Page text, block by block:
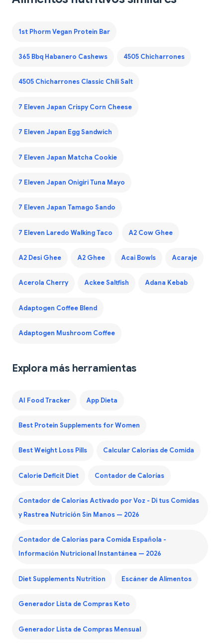
1st Phorm Vegan Protein Bar
365 Bbq Habanero Cashews 4505 Chicharrones
4505 Chicharrones Classic Chili Salt
7 Eleven Japan Crispy Corn Cheese
7 Eleven Japan Egg Sandwich
7 Eleven Japan Matcha Cookie
7 Eleven Japan Onigiri Tuna Mayo
7 Eleven Japan Tamago Sando
7 Eleven Laredo Walking Taco A2 Cow Ghee
A2 Desi Ghee A2 Ghee Acai Bowls Acaraje
Acerola Cherry Ackee Saltfish Adana Kebab
Adaptogen Coffee Blend
Adaptogen Mushroom Coffee
Explora más herramientas
AI Food Tracker App Dieta
Best Protein Supplements for Women
Best Weight Loss Pills Calcular Calorías de Comida
Calorie Deficit Diet Contador de Calorías
Contador de Calorías Activado por Voz - Di tus Comidas
y Rastrea Nutrición Sin Manos — 2026
Contador de Calorías para Comida Española -
Información Nutricional Instantánea — 2026
Diet Supplements Nutrition Escáner de Alimentos
Generador Lista de Compras Keto
Generador Lista de Compras Mensual